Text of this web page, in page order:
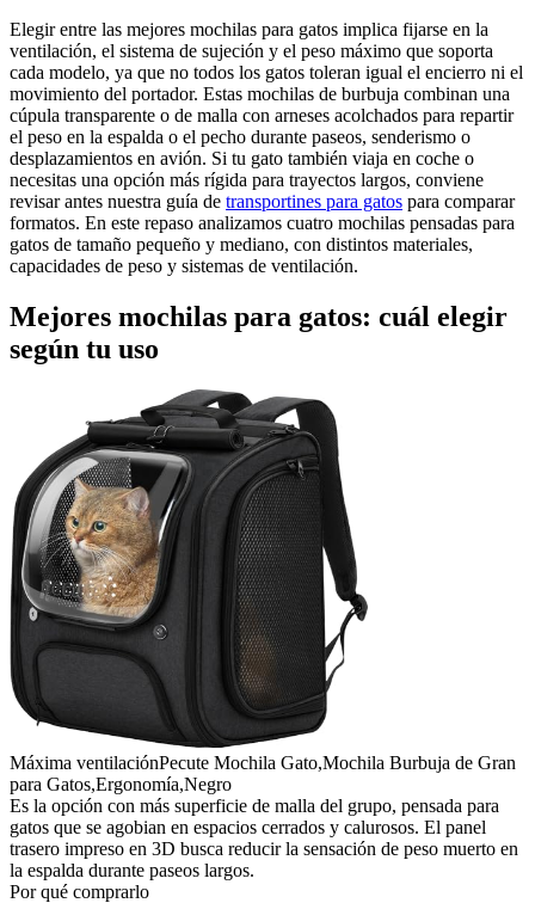
Elegir entre las mejores mochilas para gatos implica fijarse en la
ventilación, el sistema de sujeción y el peso máximo que soporta
cada modelo, ya que no todos los gatos toleran igual el encierro ni el
movimiento del portador. Estas mochilas de burbuja combinan una
cúpula transparente o de malla con arneses acolchados para repartir
el peso en la espalda o el pecho durante paseos, senderismo o
desplazamientos en avión. Si tu gato también viaja en coche o
necesitas una opción más rígida para trayectos largos, conviene
revisar antes nuestra guía de transportines para gatos para comparar
formatos. En este repaso analizamos cuatro mochilas pensadas para
gatos de tamaño pequeño y mediano, con distintos materiales,
capacidades de peso y sistemas de ventilación.
Mejores mochilas para gatos: cuál elegir
según tu uso
Máxima ventilaciónPecute Mochila Gato,Mochila Burbuja de Gran
para Gatos,Ergonomía,Negro
Es la opción con más superficie de malla del grupo, pensada para
gatos que se agobian en espacios cerrados y calurosos. El panel
trasero impreso en 3D busca reducir la sensación de peso muerto en
la espalda durante paseos largos.
Por qué comprarlo